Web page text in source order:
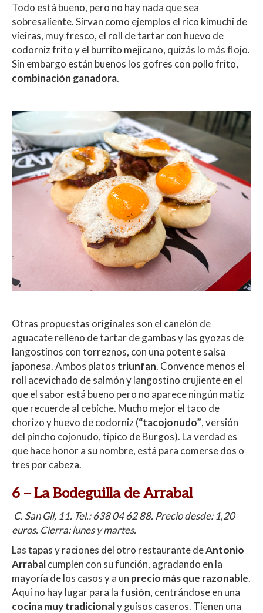
Todo está bueno, pero no hay nada que sea
sobresaliente. Sirvan como ejemplos el rico kimuchi de
vieiras, muy fresco, el roll de tartar con huevo de
codorniz frito y el burrito mejicano, quizás lo más flojo.
Sin embargo están buenos los gofres con pollo frito,
combinación ganadora.
Otras propuestas originales son el canelón de
aguacate relleno de tartar de gambas y las gyozas de
langostinos con torreznos, con una potente salsa
japonesa. Ambos platos triunfan. Convence menos el
roll acevichado de salmón y langostino crujiente en el
que el sabor está bueno pero no aparece ningún matiz
que recuerde al cebiche. Mucho mejor el taco de
chorizo y huevo de codorniz (“tacojonudo”, versión
del pincho cojonudo, típico de Burgos). La verdad es
que hace honor a su nombre, está para comerse dos o
tres por cabeza.
6 – La Bodeguilla de Arrabal
C. San Gil, 11. Tel.:638 04 62 88. Precio desde: 1,20
euros. Cierra: lunes y martes.
Las tapas y raciones del otro restaurante deAntonio
Arrabalcumplen con su función, agradando en la
mayoría de los casos y a un precio más que razonable.
Aquí no hay lugar para la fusión, centrándose en una
cocina muy tradicionaly guisos caseros. Tienen una